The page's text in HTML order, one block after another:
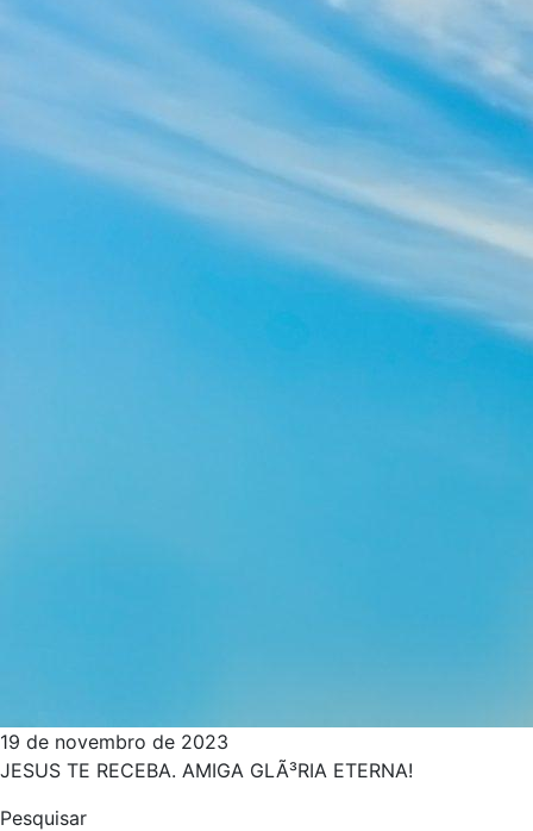
19 de novembro de 2023
JESUS TE RECEBA. AMIGA GLÃ³RIA ETERNA!
Pesquisar